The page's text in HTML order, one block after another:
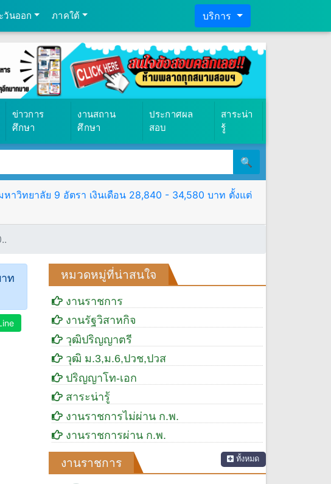
วันออก ภาคใต้ บริการ
ข่าวการ
ศึกษา
งานสถาน
ศึกษา
ประกาศผล
สอบ
สาระน่า
รู้
🔍
วิทยาลัย 9 อัตรา เงินเดือน 28,840 - 34,580 บาท ตั้งแต่
ท
หมวดหมู่ที่น่าสนใจ
งานราชการ
งานรัฐวิสาหกิจ
วุฒิปริญญาตรี
วุฒิ ม.3,ม.6,ปวช,ปวส
ปริญญาโท-เอก
สาระน่ารู้
งานราชการไม่ผ่าน ก.พ.
งานราชการผ่าน ก.พ.
งานราชการ ทั้งหมด